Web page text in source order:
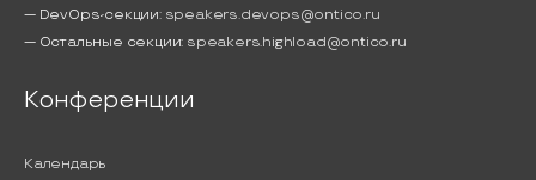
— DevOps-секции: speakers.devops@ontico.ru
— Остальные секции: speakers.highload@ontico.ru
Конференции
Календарь